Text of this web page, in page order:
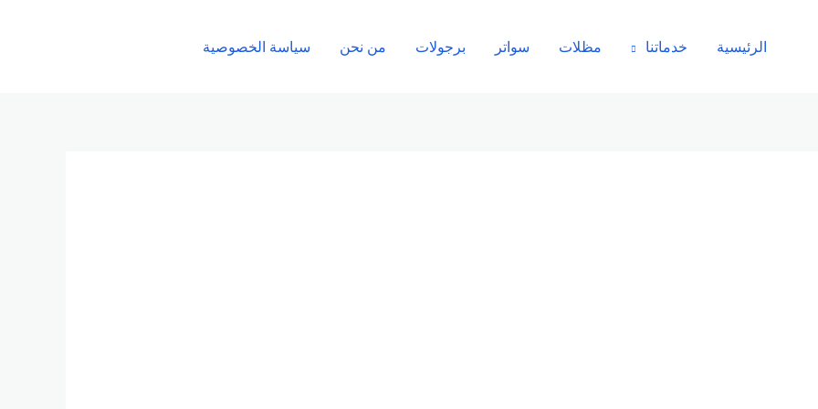
الرئيسية خدماتنا مظلات سواتر برجولات من نحن سياسة الخصوصية